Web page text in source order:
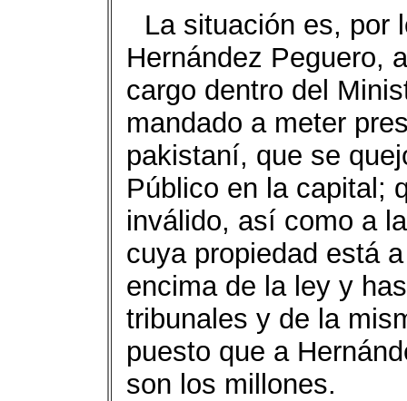
La situación es, por
Hernández Peguero,
cargo dentro del
mandado a meter
pakistaní, que se
Público en la capital;
inválido, así como a
cuya propiedad está
encima de la ley y
tribunales y de la
puesto que a
son los millones.